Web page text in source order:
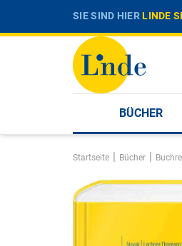
SIE SIND HIERLINDE
BÜCHER
Startseite | Bücher |